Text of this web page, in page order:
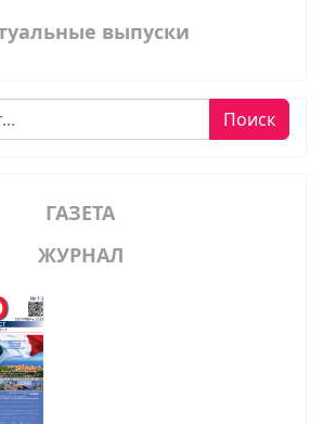
выпуски
Поиск
ГАЗЕТА
ЖУРНАЛ